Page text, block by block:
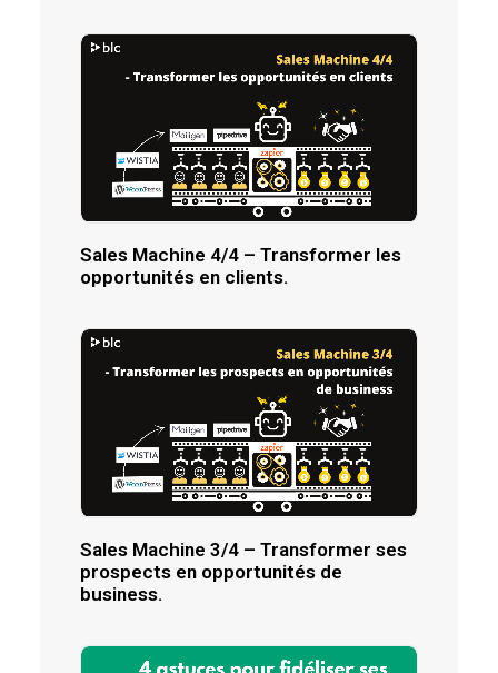
Sales Machine 4/4 – Transformer les
opportunités en clients.
Sales Machine 3/4 – Transformer ses
prospects en opportunités de
business.